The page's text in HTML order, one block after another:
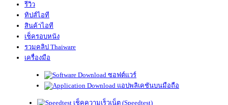
รีวิว
ทิปส์ไอที
สินค้าไอที
เช็ครอบหนัง
รวมคลิป Thaiware
เครื่องมือ
ซอฟต์แวร์
แอปพลิเคชันบนมือถือ
เช็คความเร็วเน็ต (Speedtest)